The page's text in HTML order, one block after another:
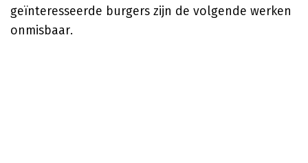
geïnteresseerde burgers zijn de volgende werken
onmisbaar.